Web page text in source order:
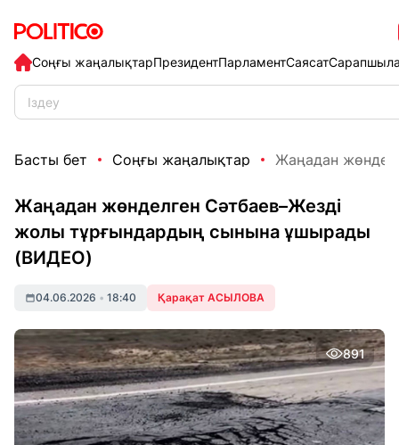
Соңғы жаңалықтарПрезидентПарламентСаясат
Басты бет Соңғы жаңалықтар Жаңадан
Жаңадан жөнделген Сәтбаев–Жезді
жолы тұрғындардың сынына ұшырады
(ВИДЕО)
04.06.2026 • 18:40 Қарақат АСЫЛОВА
891